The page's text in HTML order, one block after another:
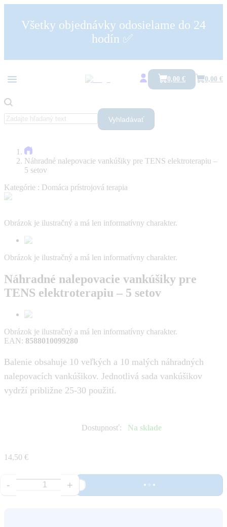
Všetky objednávky odosielame do 24
hodín ✅
Vyhladávať
0,00 € 0,00 €
Náhradné nalepovacie vankúšiky pre TENS elektroterapiu –
5 setov
Kategórie : Domáca prístrojová terapia
Obrázok je ilustračný a má len informatívny charakter.
Obrázok je ilustračný a má len informatívny charakter.
Náhradné nalepovacie vankúšiky pre
TENS elektroterapiu – 5 setov
Obrázok je ilustračný a má len informatívny charakter.
EAN: 8588010099280
Balenie obsahuje 10 veľkých a 10 malých náhradných
nalepovacích vankúšikov. Jednotlivá sada vankúšikov
vydrží približne 25-30 použití.
Dostupnosť: Na sklade
14,50 €
- +